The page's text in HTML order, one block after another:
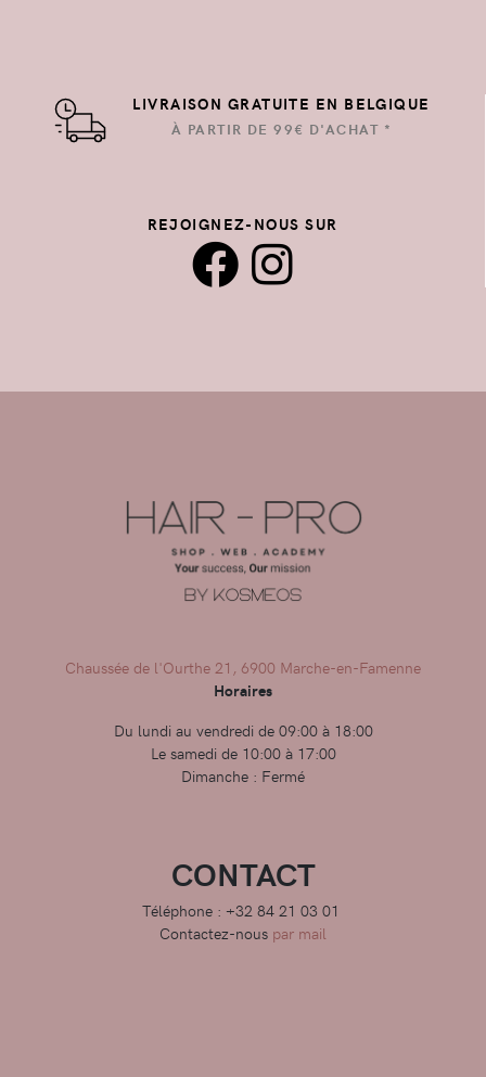
LIVRAISON GRATUITE EN BELGIQUE
À PARTIR DE 99€ D'ACHAT *
REJOIGNEZ-NOUS SUR
Chaussée de l'Ourthe 21, 6900 Marche-en-Famenne
Horaires
Du lundi au vendredi de 09:00 à 18:00
Le samedi de 10:00 à 17:00
Dimanche : Fermé
CONTACT
Téléphone : +32 84 21 03 01
Contactez-nous par mail